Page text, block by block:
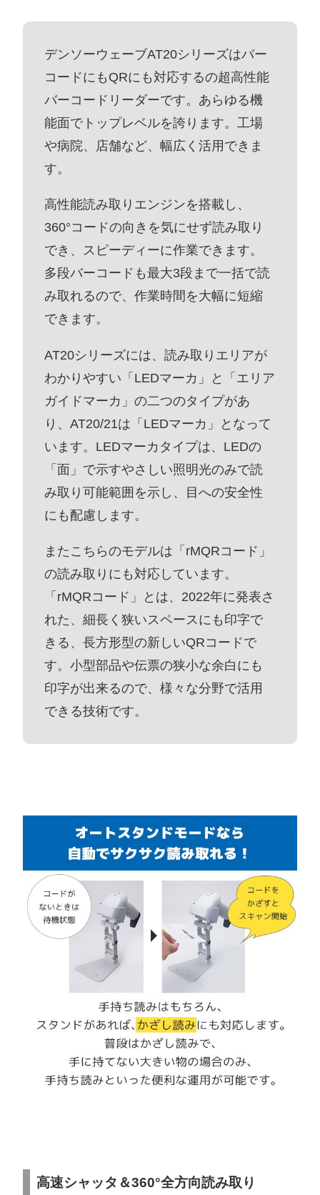
デンソーウェーブAT20シリーズはバー
コードにもQRにも対応するの超高性能
バーコードリーダーです。あらゆる機
能面でトップレベルを誇ります。工場
や病院、店舗など、幅広く活用できま
す。
高性能読み取りエンジンを搭載し、
360°コードの向きを気にせず読み取り
でき、スピーディーに作業できます。
多段バーコードも最大3段まで一括で読
み取れるので、作業時間を大幅に短縮
できます。
AT20シリーズには、読み取りエリアが
わかりやすい「LEDマーカ」と「エリア
ガイドマーカ」の二つのタイプがあ
り、AT20/21は「LEDマーカ」となって
います。LEDマーカタイプは、LEDの
「面」で示すやさしい照明光のみで読
み取り可能範囲を示し、目への安全性
にも配慮します。
またこちらのモデルは「rMQRコード」
の読み取りにも対応しています。
「rMQRコード」とは、2022年に発表さ
れた、細長く狭いスペースにも印字で
きる、長方形型の新しいQRコードで
す。小型部品や伝票の狭小な余白にも
印字が出来るので、様々な分野で活用
できる技術です。
高速シャッタ＆360°全方向読み取り